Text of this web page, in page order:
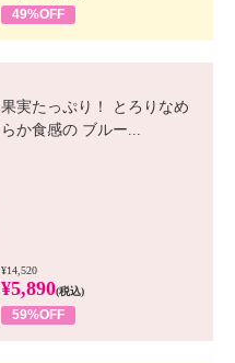
49%OFF
果実たっぷり！ とろりなめ
らか食感の ブルー...
¥14,520
¥5,890(税込)
59%OFF